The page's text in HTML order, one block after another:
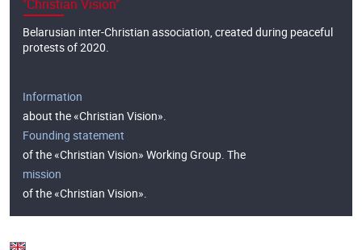
"Christian Vision"
Belarusian inter-Christian association, created during peaceful
protests of 2020.
Information
about the «Christian Vision».
Founding statement
of the «Christian Vision» Working Group. The
mission
of the «Christian Vision».